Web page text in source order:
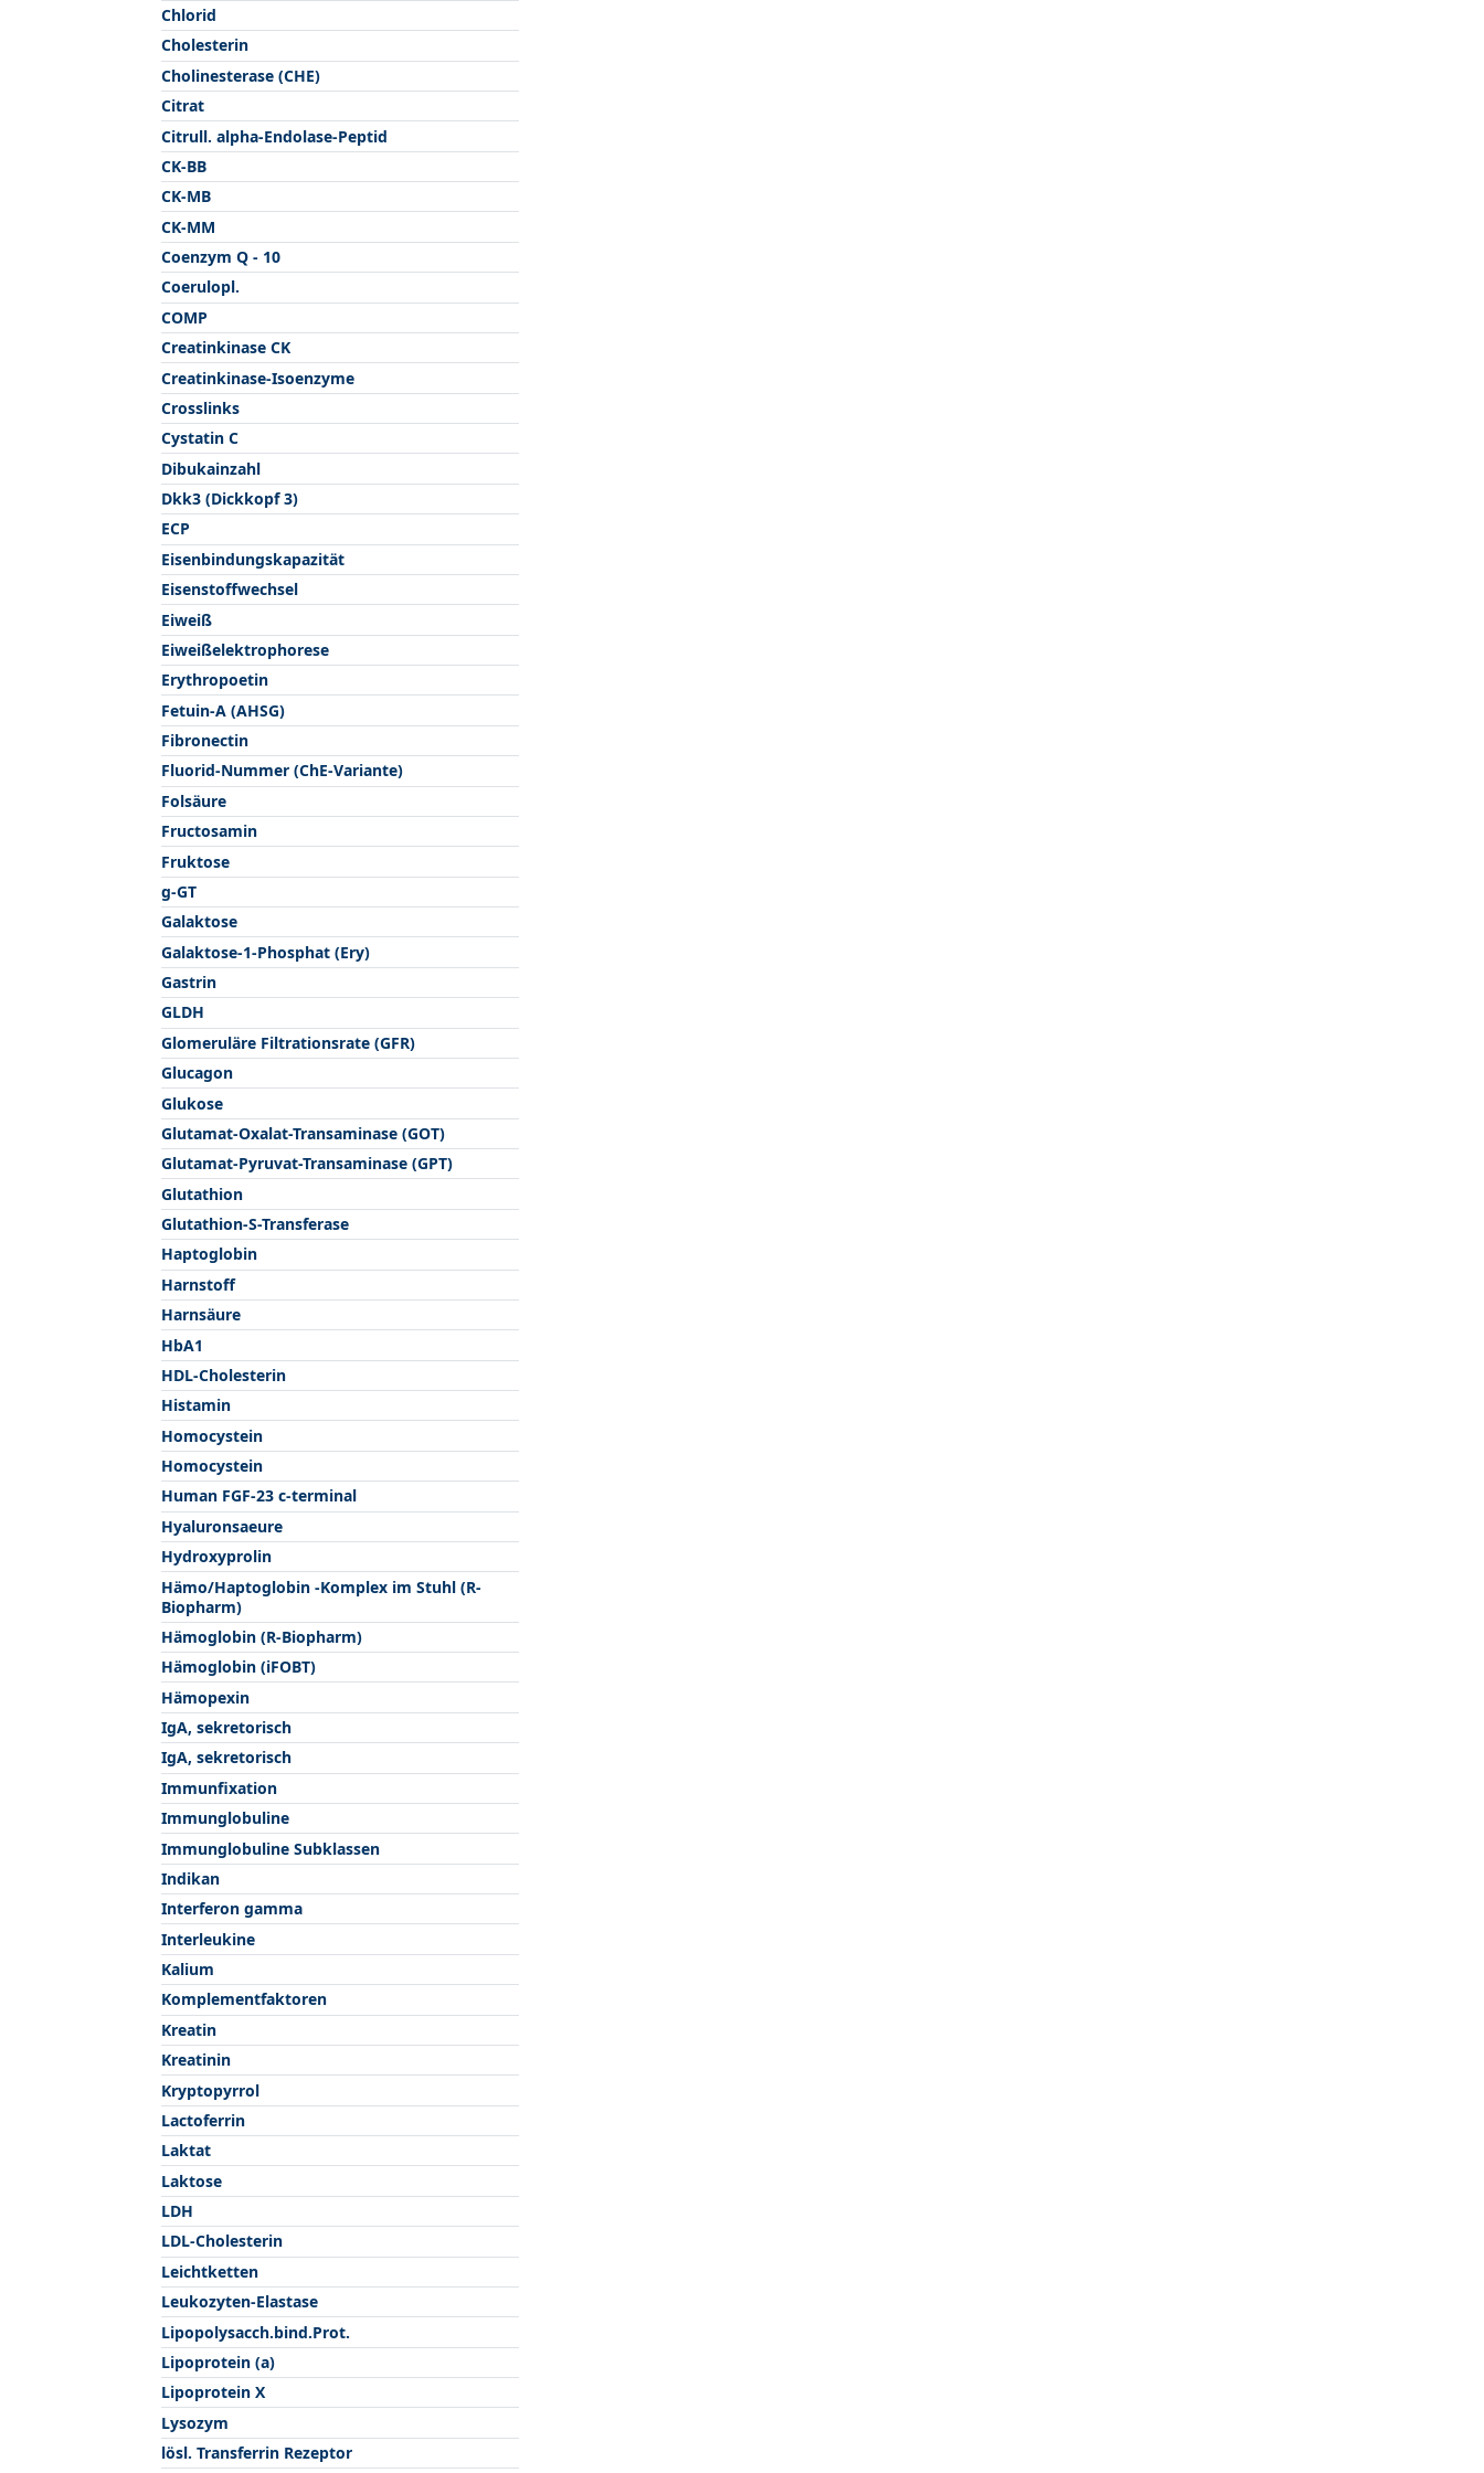
Chlorid
Cholesterin
Cholinesterase (CHE)
Citrat
Citrull. alpha-Endolase-Peptid
CK-BB
CK-MB
CK-MM
Coenzym Q - 10
Coerulopl.
COMP
Creatinkinase CK
Creatinkinase-Isoenzyme
Crosslinks
Cystatin C
Dibukainzahl
Dkk3 (Dickkopf 3)
ECP
Eisenbindungskapazität
Eisenstoffwechsel
Eiweiß
Eiweißelektrophorese
Erythropoetin
Fetuin-A (AHSG)
Fibronectin
Fluorid-Nummer (ChE-Variante)
Folsäure
Fructosamin
Fruktose
g-GT
Galaktose
Galaktose-1-Phosphat (Ery)
Gastrin
GLDH
Glomeruläre Filtrationsrate (GFR)
Glucagon
Glukose
Glutamat-Oxalat-Transaminase (GOT)
Glutamat-Pyruvat-Transaminase (GPT)
Glutathion
Glutathion-S-Transferase
Haptoglobin
Harnstoff
Harnsäure
HbA1
HDL-Cholesterin
Histamin
Homocystein
Homocystein
Human FGF-23 c-terminal
Hyaluronsaeure
Hydroxyprolin
Hämo/Haptoglobin -Komplex im Stuhl (R-
Biopharm)
Hämoglobin (R-Biopharm)
Hämoglobin (iFOBT)
Hämopexin
IgA, sekretorisch
IgA, sekretorisch
Immunfixation
Immunglobuline
Immunglobuline Subklassen
Indikan
Interferon gamma
Interleukine
Kalium
Komplementfaktoren
Kreatin
Kreatinin
Kryptopyrrol
Lactoferrin
Laktat
Laktose
LDH
LDL-Cholesterin
Leichtketten
Leukozyten-Elastase
Lipopolysacch.bind.Prot.
Lipoprotein (a)
Lipoprotein X
Lysozym
lösl. Transferrin Rezeptor